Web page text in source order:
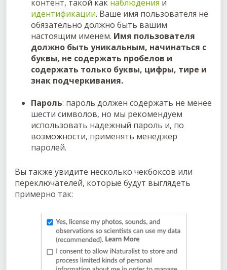
контент, такой как наблюдения и
идентификации. Ваше имя пользователя не
обязательно должно быть вашим
настоящим именем. Имя пользователя
должно быть уникальным, начинаться с
буквы, не содержать пробелов и
содержать только буквы, цифры, тире и
знак подчеркивания.
Пароль: пароль должен содержать не менее
шести символов, но мы рекомендуем
использовать надежный пароль и, по
возможности, применять менеджер
паролей.
Вы также увидите несколько чекбоксов или
переключателей, которые будут выглядеть
примерно так: